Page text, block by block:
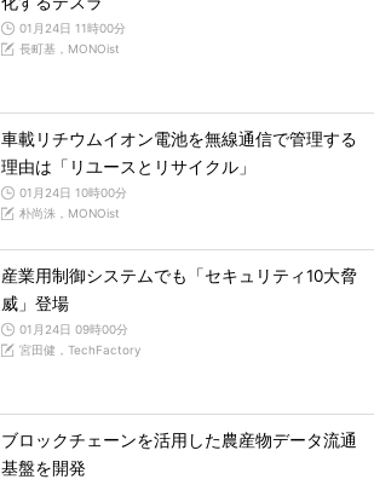
01月24日 11時00分
長町基，MONOist
車載リチウムイオン電池を無線通信で管理する
理由は「リユースとリサイクル」
01月24日 10時00分
朴尚洙，MONOist
産業用制御システムでも「セキュリティ10大脅
威」登場
01月24日 09時00分
宮田健，TechFactory
ブロックチェーンを活用した農産物データ流通
基盤を開発